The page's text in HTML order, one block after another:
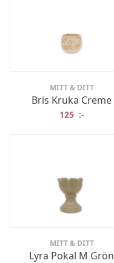
MITT & DITT
Bris Kruka Creme
125 :-
MITT & DITT
Lyra Pokal M Grön